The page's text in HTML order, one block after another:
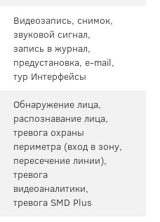
Видеозапись, снимок,
звуковой сигнал,
запись в журнал,
предустановка, e-mail,
тур Интерфейсы
Обнаружение лица,
распознавание лица,
тревога охраны
периметра (вход в зону,
пересечение линии),
тревога
видеоаналитики,
тревога SMD Plus